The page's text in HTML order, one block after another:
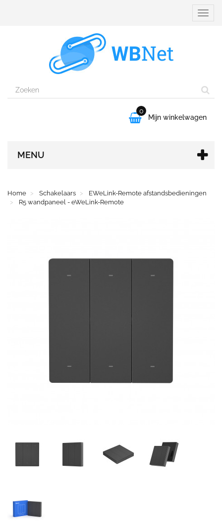

0
Mijn winkelwagen
MENU
Home Schakelaars
EWeLink-Remote afstandsbedieningen
R5 wandpaneel - eWeLink-Remote